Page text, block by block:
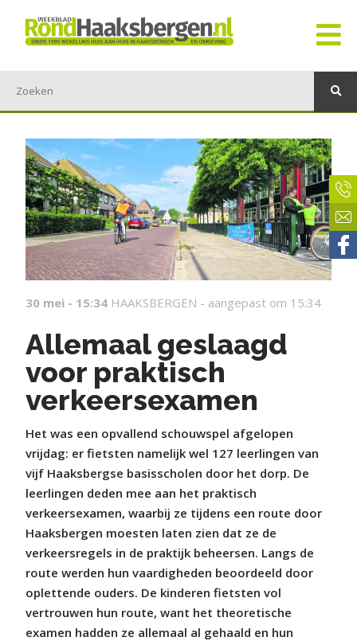
30 mei - 15:34 HAAKSBERGEN - aangepast om 15:34
Allemaal geslaagd
voor praktisch
verkeersexamen
Het was een opvallend schouwspel afgelopen
vrijdag: er fietsten namelijk wel 127 leerlingen van
vijf Haaksbergse basisscholen door het dorp. De
leerlingen deden mee aan het praktisch
verkeersexamen, waarbij ze tijdens een route door
Haaksbergen moesten laten zien dat ze de
verkeersregels in de praktijk beheersen. Langs de
route werden hun vaardigheden beoordeeld door
oplettende ouders. De kinderen fietsten vol
vertrouwen hun route, want het theoretische
examen hadden ze allemaal al gehaald en hun